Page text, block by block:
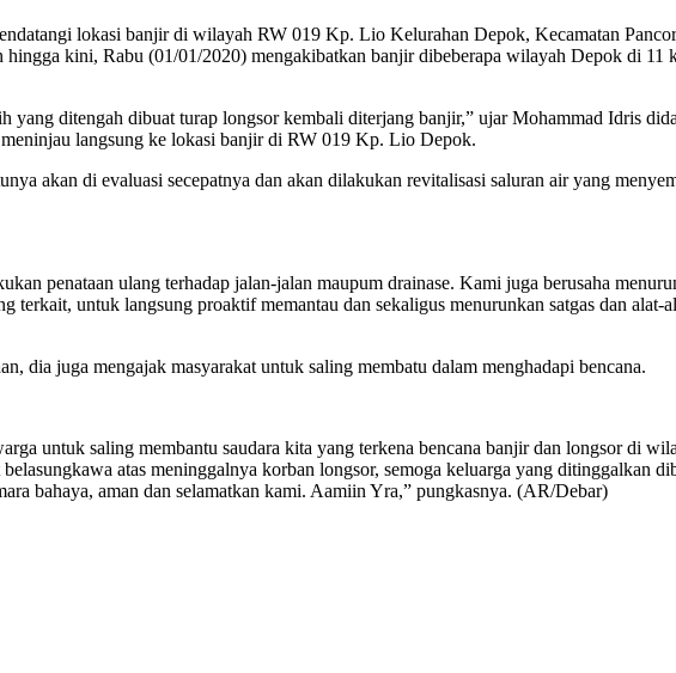
lokasi banjir di wilayah RW 019 Kp. Lio Kelurahan Depok, Kecamatan
kini, Rabu (01/01/2020) mengakibatkan banjir dibeberapa wilayah Depok di 11
yang ditengah dibuat turap longsor kembali diterjang banjir,” ujar Mohammad Idris
langsung ke lokasi banjir di RW 019 Kp. Lio Depok.
akan di evaluasi secepatnya dan akan dilakukan revitalisasi saluran air yang
penataan ulang terhadap jalan-jalan maupum drainase. Kami juga berusaha
terkait, untuk langsung proaktif memantau dan sekaligus menurunkan satgas dan
dia juga mengajak masyarakat untuk saling membatu dalam menghadapi bencana.
untuk saling membantu saudara kita yang terkena bencana banjir dan longsor di
atas meninggalnya korban longsor, semoga keluarga yang ditinggalkan
bahaya, aman dan selamatkan kami. Aamiin Yra,” pungkasnya. (AR/Debar)